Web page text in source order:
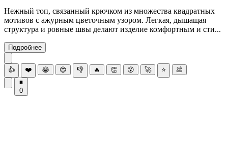
Нежный топ, связанный крючком из множества квадратных
мотивов с ажурным цветочным узором. Легкая, дышащая
структура и ровные швы делают изделие комфортным и сти...
Подробнее
👍 ❤️ 😂 😍 👎 🔥 👏 😮 🚀 ⭐ 💩
0